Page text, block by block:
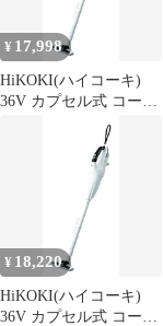
ハイパワー 強力吸引
R36DB(NN) 0
¥ 17,998
HiKOKI(ハイコーキ)
36V カプセル式 コード
レス掃除機 R36DB ペー
ルホワイト バッテリ
ー・充電器別売り ハン
ディ スティック クリー
ナー 紙パック不要 軽量
ハイパワー 強力吸引
R36DB(NN) 0
¥ 18,220
HiKOKI(ハイコーキ)
36V カプセル式 コード